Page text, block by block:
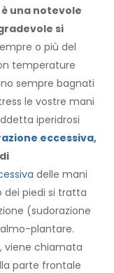
una notevole
si
o più del
temperature
sempre bagnati
le vostre mani
iperidrosi
eccessiva,
delle mani
dei piedi si tratta
(sudorazione
plantare.
viene chiamata
parte frontale